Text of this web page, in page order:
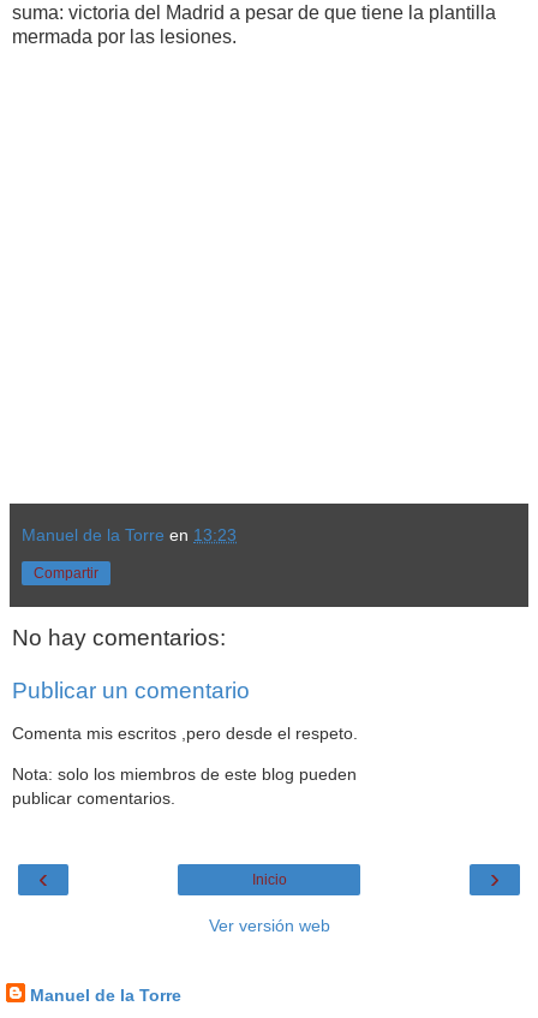
suma: victoria del Madrid a pesar de que tiene la plantilla
mermada por las lesiones.
Manuel de la Torre en 13:23
Compartir
No hay comentarios:
Publicar un comentario
Comenta mis escritos ,pero desde el respeto.
Nota: solo los miembros de este blog pueden
publicar comentarios.
‹ ›
Inicio
Ver versión web
Manuel de la Torre